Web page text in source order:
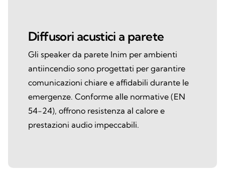
Diffusori acustici a parete
Gli speaker da parete Inim per ambienti
antiincendio sono progettati per garantire
comunicazioni chiare e affidabili durante le
emergenze. Conforme alle normative (EN
54-24), offrono resistenza al calore e
prestazioni audio impeccabili.